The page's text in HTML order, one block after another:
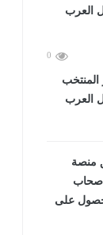
0
العرب